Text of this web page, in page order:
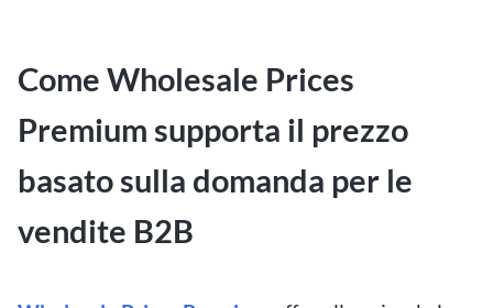
Come Wholesale Prices
Premium supporta il prezzo
basato sulla domanda per le
vendite B2B